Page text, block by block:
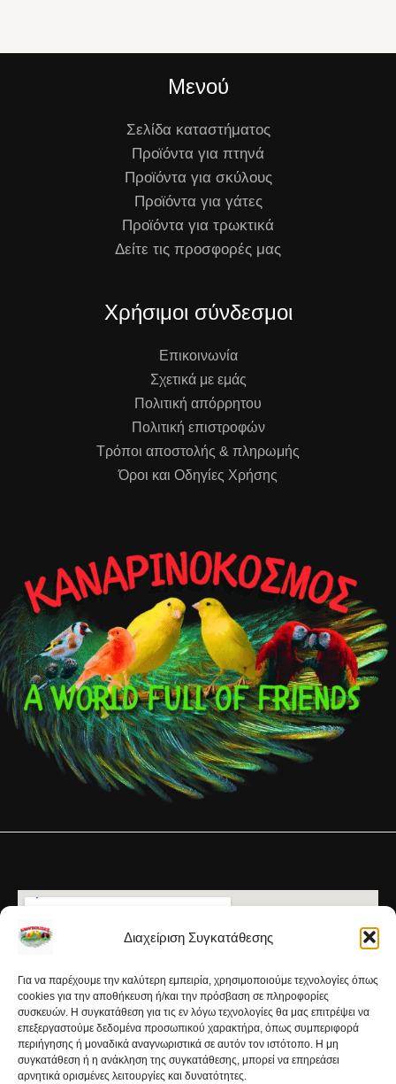
Διαχείριση Συγκατάθεσης
Για να παρέχουμε την καλύτερη εμπειρία, χρησιμοποιούμε τεχνολογίες όπως
cookies για την αποθήκευση ή/και την πρόσβαση σε πληροφορίες
συσκευών. Η συγκατάθεση για τις εν λόγω τεχνολογίες θα μας επιτρέψει να
επεξεργαστούμε δεδομένα προσωπικού χαρακτήρα, όπως συμπεριφορά
περιήγησης ή μοναδικά αναγνωριστικά σε αυτόν τον ιστότοπο. Η μη
συγκατάθεση ή η ανάκληση της συγκατάθεσης, μπορεί να επηρεάσει
αρνητικά ορισμένες λειτουργίες και δυνατότητες.
Μενού
Σελίδα καταστήματος
Προϊόντα για πτηνά
Προϊόντα για σκύλους
Προϊόντα για γάτες
Προϊόντα για τρωκτικά
Δείτε τις προσφορές μας
Χρήσιμοι σύνδεσμοι
Επικοινωνία
Σχετικά με εμάς
Πολιτική απόρρητου
Πολιτική επιστροφών
Τρόποι αποστολής & πληρωμής
Όροι και Οδηγίες Χρήσης